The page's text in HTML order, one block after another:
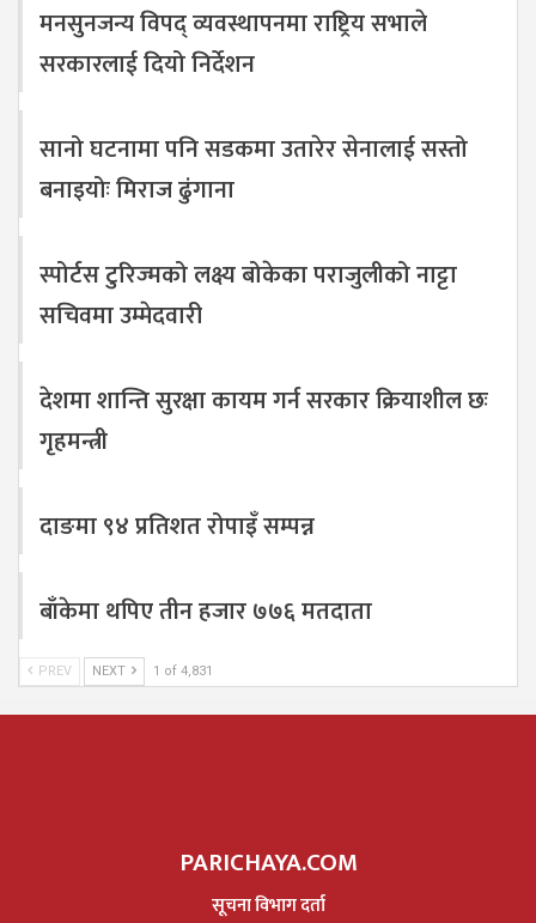
मनसुनजन्य विपद् व्यवस्थापनमा राष्ट्रिय सभाले
सरकारलाई दियो निर्देशन
सानो घटनामा पनि सडकमा उतारेर सेनालाई सस्तो
बनाइयोः मिराज ढुंगाना
स्पोर्टस टुरिज्मको लक्ष्य बोकेका पराजुलीको नाट्टा
सचिवमा उम्मेदवारी
देशमा शान्ति सुरक्षा कायम गर्न सरकार क्रियाशील छः
गृहमन्त्री
दाङमा ९४ प्रतिशत रोपाइँ सम्पन्न
बाँकेमा थपिए तीन हजार ७७६ मतदाता
PREV NEXT 1 of 4,831
PARICHAYA.COM
सूचना विभाग दर्ता